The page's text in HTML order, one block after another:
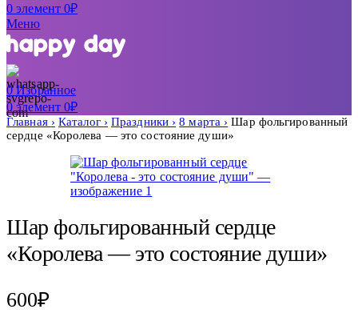
0элемент 0₽
Меню
0Избранное
0элемент 0₽
Главная Каталог Праздники 8 марта
Шар фольгированный
сердце «Королева — это состояние души»
Шар фольгированный сердце
«Королева — это состояние души»
600₽